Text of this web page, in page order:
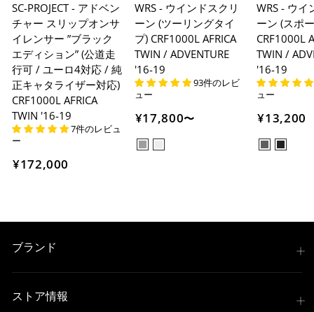
SC-PROJECT - アドベン
チャー スリップオンサ
イレンサー ”ブラック
エディション” (公道走
行可 / ユーロ4対応 / 純
正キャタライザー対応)
CRF1000L AFRICA
TWIN '16-19
7件のレビュ
ー
¥172,000
WRS - ウインドスクリ
ーン (ツーリングタイ
プ) CRF1000L AFRICA
TWIN / ADVENTURE
'16-19
93件のレビ
ュー
¥17,800〜
WRS - ウイ
ーン (スポ
CRF1000L
TWIN /
'16-19
ュー
¥13,200
ブランド
ストア情報